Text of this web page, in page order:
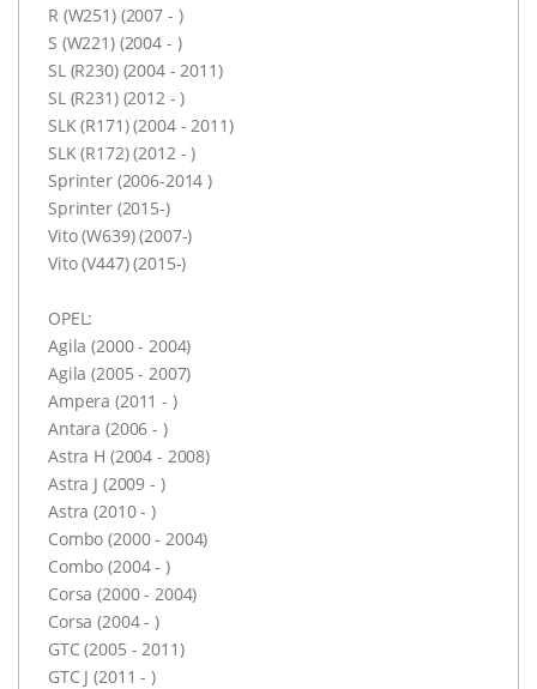
R (W251) (2007 - )
S (W221) (2004 - )
SL (R230) (2004 - 2011)
SL (R231) (2012 - )
SLK (R171) (2004 - 2011)
SLK (R172) (2012 - )
Sprinter (2006-2014 )
Sprinter (2015-)
Vito (W639) (2007-)
Vito (V447) (2015-)
OPEL:
Agila (2000 - 2004)
Agila (2005 - 2007)
Ampera (2011 - )
Antara (2006 - )
Astra H (2004 - 2008)
Astra J (2009 - )
Astra (2010 - )
Combo (2000 - 2004)
Combo (2004 - )
Corsa (2000 - 2004)
Corsa (2004 - )
GTC (2005 - 2011)
GTC J (2011 - )